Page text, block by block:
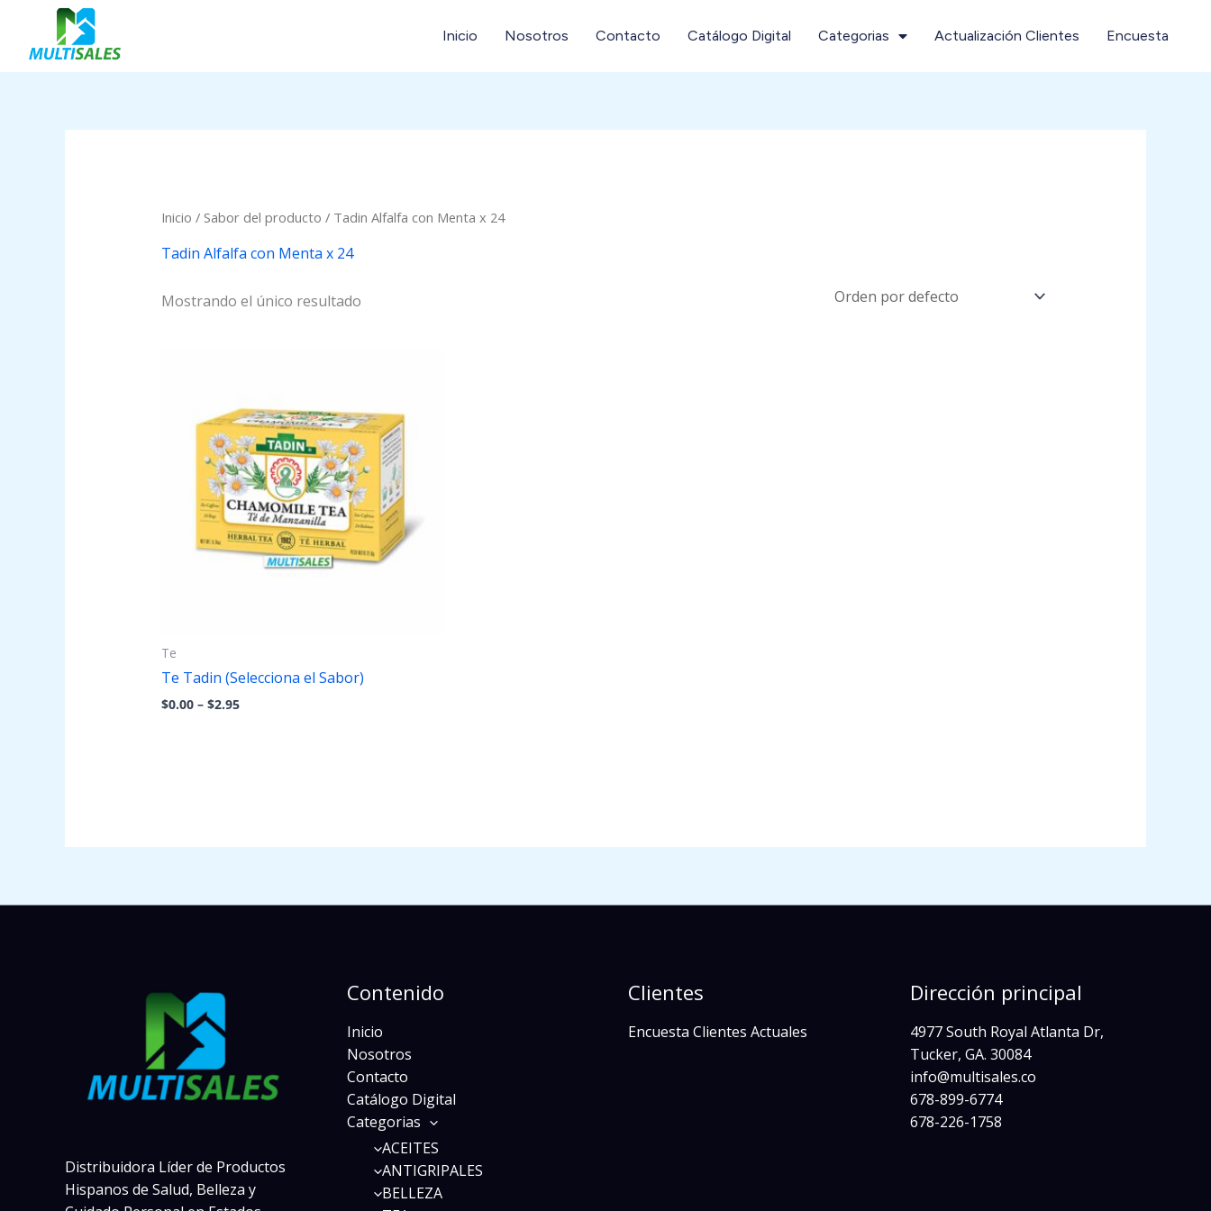
contenido
Inicio Nosotros Contacto Catálogo Digital Categorias Actualización Clientes Encuesta
Inicio / Sabor del producto / Tadin Alfalfa con Menta x 24
Tadin Alfalfa con Menta x 24
Mostrando el único resultado
Te
Te Tadin (Selecciona el Sabor)
$0.00 – $2.95
through
$2.95
Distribuidora Líder de Productos
Hispanos de Salud, Belleza y
Contenido
Inicio
Nosotros
Contacto
Catálogo Digital
Categorias
ACEITES
ANTIGRIPALES
BELLEZA
Clientes
Encuesta Clientes Actuales
Dirección principal
4977 South Royal Atlanta Dr,
Tucker, GA. 30084
info@multisales.co​
678-899-6774
678-226-1758